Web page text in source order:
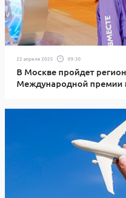
22 апреля 2025 09:30
В Москве пройдет
Международной